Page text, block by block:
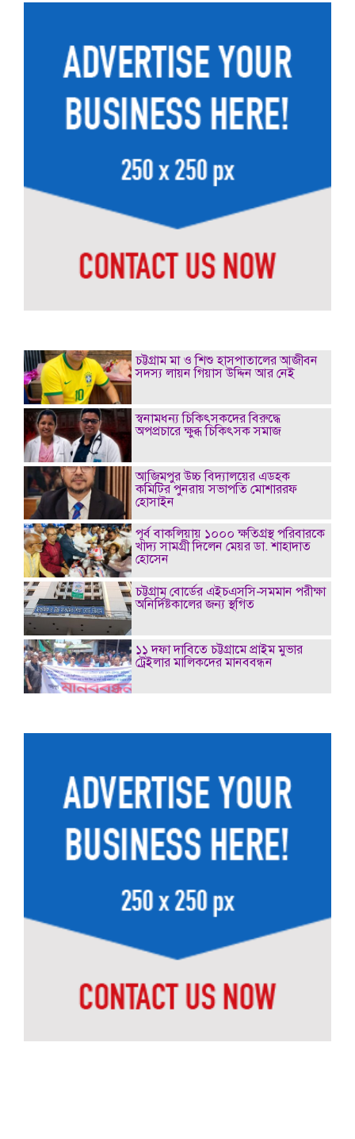
চট্টগ্রাম মা ও শিশু হাসপাতালের আজীবন
সদস্য লায়ন গিয়াস উদ্দিন আর নেই
স্বনামধন্য চিকিৎসকদের বিরুদ্ধে
অপপ্রচারে ক্ষুব্ধ চিকিৎসক সমাজ
আজিমপুর উচ্চ বিদ্যালয়ের এডহক
কমিটির পুনরায় সভাপতি মোশাররফ
হোসাইন
পূর্ব বাকলিয়ায় ১০০০ ক্ষতিগ্রস্থ পরিবারকে
খাদ্য সামগ্রী দিলেন মেয়র ডা. শাহাদাত
হোসেন
চট্টগ্রাম বোর্ডের এইচএসসি-সমমান পরীক্ষা
অনির্দিষ্টকালের জন্য স্থগিত
১১ দফা দাবিতে চট্টগ্রামে প্রাইম মুভার
ট্রেইলার মালিকদের মানববন্ধন